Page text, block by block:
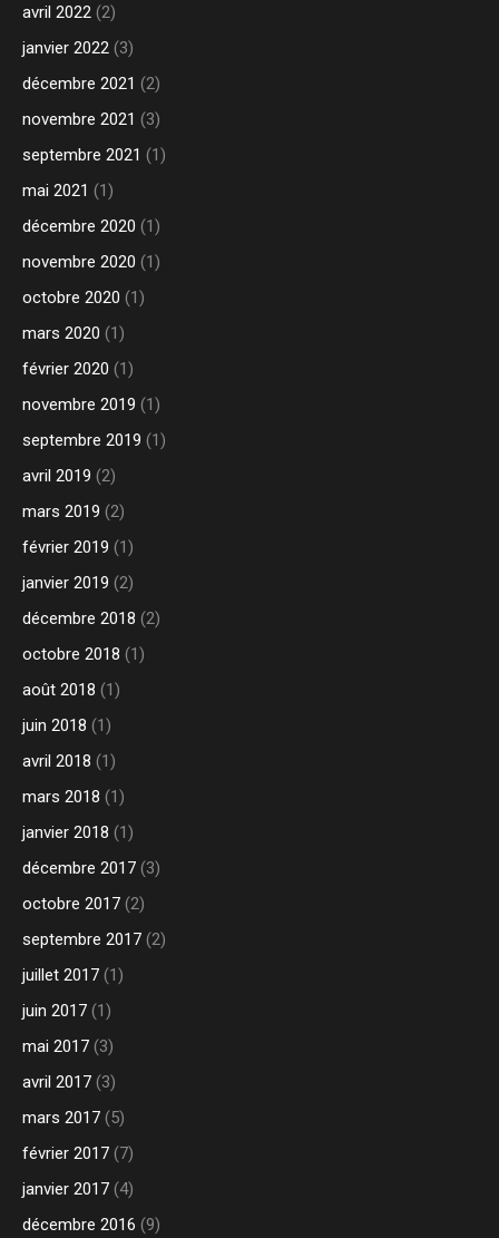
avril 2022 (2)
janvier 2022 (3)
décembre 2021 (2)
novembre 2021 (3)
septembre 2021 (1)
mai 2021 (1)
décembre 2020 (1)
novembre 2020 (1)
octobre 2020 (1)
mars 2020 (1)
février 2020 (1)
novembre 2019 (1)
septembre 2019 (1)
avril 2019 (2)
mars 2019 (2)
février 2019 (1)
janvier 2019 (2)
décembre 2018 (2)
octobre 2018 (1)
août 2018 (1)
juin 2018 (1)
avril 2018 (1)
mars 2018 (1)
janvier 2018 (1)
décembre 2017 (3)
octobre 2017 (2)
septembre 2017 (2)
juillet 2017 (1)
juin 2017 (1)
mai 2017 (3)
avril 2017 (3)
mars 2017 (5)
février 2017 (7)
janvier 2017 (4)
décembre 2016 (9)